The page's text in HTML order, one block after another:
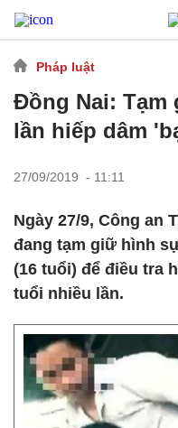
Pháp luật
Đồng Nai: Tạm
lần hiếp dâm
27/09/2019 - 11:11
Ngày 27/9, Công an
đang tạm giữ hình
(16 tuổi) để điều tra
tuổi nhiều lần.